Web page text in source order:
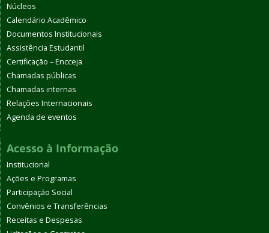
Núcleos
Calendário Acadêmico
Documentos Institucionais
Assistência Estudantil
Certificação – Encceja
Chamadas públicas
Chamadas internas
Relações Internacionais
Agenda de eventos
Acesso à Informação
Institucional
Ações e Programas
Participação Social
Convênios e Transferências
Receitas e Despesas